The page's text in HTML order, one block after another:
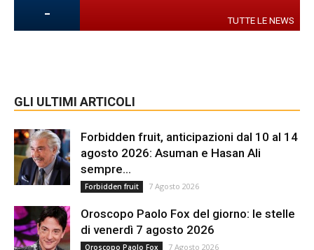
- TUTTE LE NEWS
GLI ULTIMI ARTICOLI
Forbidden fruit, anticipazioni dal 10 al 14
agosto 2026: Asuman e Hasan Ali
sempre...
Forbidden fruit 7 Agosto 2026
Oroscopo Paolo Fox del giorno: le stelle
di venerdì 7 agosto 2026
Oroscopo Paolo Fox 7 Agosto 2026